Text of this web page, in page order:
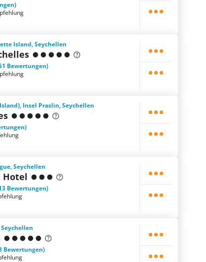
Island, Seychellen
Bewertungen)
Insel Praslin, Seychellen
Seychellen
Hotel
Bewertungen)
Bewertungen)